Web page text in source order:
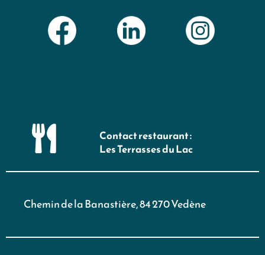
Contact restaurant :
Les Terrasses du Lac
Chemin de la Banastière, 84 270 Vedène